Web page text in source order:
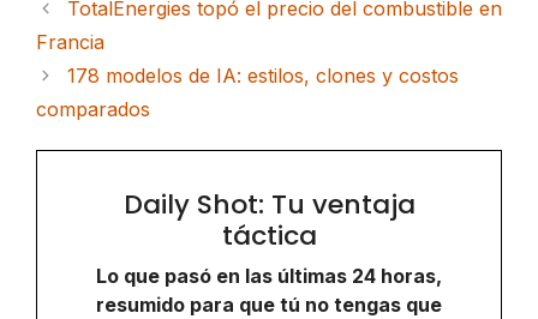
TotalEnergies topó el precio del combustible en
Francia
178 modelos de IA: estilos, clones y costos
comparados
Daily Shot: Tu ventaja
táctica
Lo que pasó en las últimas 24 horas,
resumido para que tú no tengas que